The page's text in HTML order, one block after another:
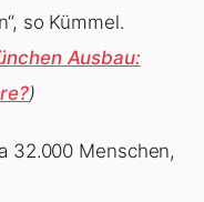
so Kümmel.
Ausbau:
)
32.000 Menschen,